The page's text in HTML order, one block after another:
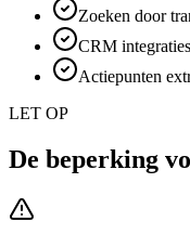
Zoeken door
CRM integraties
Actiepunten
LET OP
De beperking